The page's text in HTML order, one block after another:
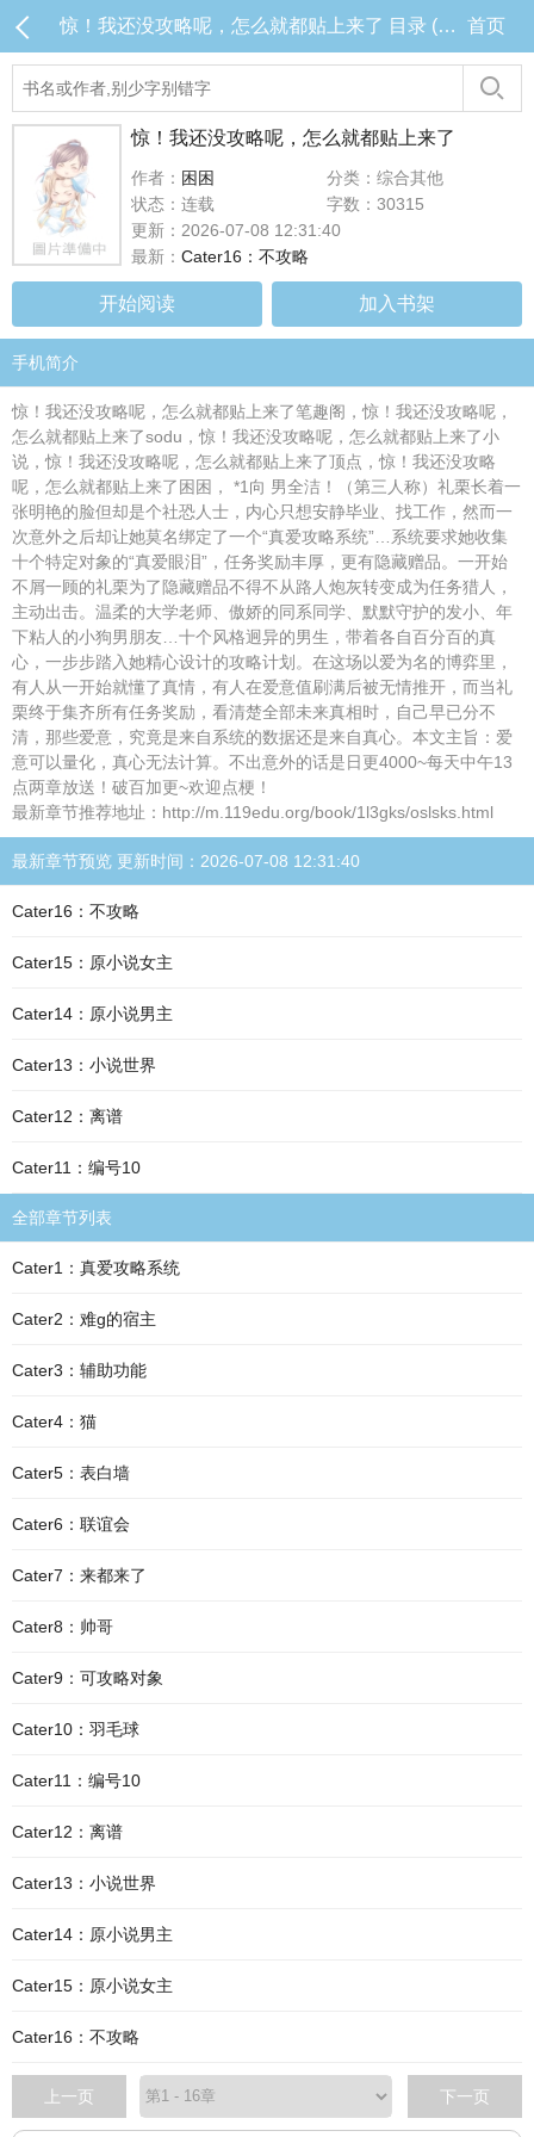
惊！我还没攻略呢，怎么就都贴上来了 目录 (共16章) 首页
惊！我还没攻略呢，怎么就都贴上来了
作者： 困困
分类：综合其他
状态：连载
字数：30315
更新：2026-07-08 12:31:40
最新： Cater16：不攻略
开始阅读 加入书架
手机简介
惊！我还没攻略呢，怎么就都贴上来了笔趣阁，惊！我还没攻略呢，
怎么就都贴上来了sodu，惊！我还没攻略呢，怎么就都贴上来了小
说，惊！我还没攻略呢，怎么就都贴上来了顶点，惊！我还没攻略
呢，怎么就都贴上来了困困， *1向 男全洁！（第三人称）礼栗长着一
张明艳的脸但却是个社恐人士，内心只想安静毕业、找工作，然而一
次意外之后却让她莫名绑定了一个“真爱攻略系统”…系统要求她收集
十个特定对象的“真爱眼泪”，任务奖励丰厚，更有隐藏赠品。一开始
不屑一顾的礼栗为了隐藏赠品不得不从路人炮灰转变成为任务猎人，
主动出击。温柔的大学老师、傲娇的同系同学、默默守护的发小、年
下粘人的小狗男朋友…十个风格迥异的男生，带着各自百分百的真
心，一步步踏入她精心设计的攻略计划。在这场以爱为名的博弈里，
有人从一开始就懂了真情，有人在爱意值刷满后被无情推开，而当礼
栗终于集齐所有任务奖励，看清楚全部未来真相时，自己早已分不
清，那些爱意，究竟是来自系统的数据还是来自真心。本文主旨：爱
意可以量化，真心无法计算。不出意外的话是日更4000~每天中午13
点两章放送！破百加更~欢迎点梗！
最新章节推荐地址：http://m.119edu.org/book/1l3gks/oslsks.html
最新章节预览 更新时间：2026-07-08 12:31:40
Cater16：不攻略
Cater15：原小说女主
Cater14：原小说男主
Cater13：小说世界
Cater12：离谱
Cater11：编号10
全部章节列表
Cater1：真爱攻略系统
Cater2：难g的宿主
Cater3：辅助功能
Cater4：猫
Cater5：表白墙
Cater6：联谊会
Cater7：来都来了
Cater8：帅哥
Cater9：可攻略对象
Cater10：羽毛球
Cater11：编号10
Cater12：离谱
Cater13：小说世界
Cater14：原小说男主
Cater15：原小说女主
Cater16：不攻略
上一页 下一页